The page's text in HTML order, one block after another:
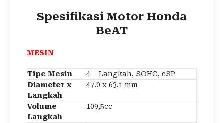
Spesifikasi Motor Honda
BeAT
MESIN
Tipe Mesin
4 – Langkah, SOHC, eSP
Diameter x
Langkah
47.0 x 63.1 mm
Volume
Langkah
109,5cc